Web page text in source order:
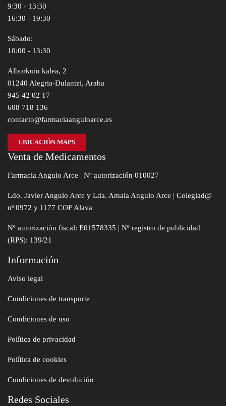
9:30 - 13:30
16:30 - 19:30
Sábado:
10:00 - 13:30
Alborkoin kalea, 2
01240 Alegria-Dulantzi, Araba
945 42 02 17
608 718 136
contacto@farmaciaanguloarce.es
UBICACIÓN MAPS
Venta de Medicamentos
Farmacia Angulo Arce | Nº autorización 010027
Ldo. Javier Angulo Arce y Lda. Amaia Angulo Arce | Colegiad@
nª 0972 y 1177 COF Alava
Nº autorización fiscal: E01578335 | Nº registro de publicidad
(RPS): 139/21
Información
Aviso legal
Condiciones de transporte
Condiciones de uso
Política de privacidad
Política de cookies
Condiciones de devolución
Redes Sociales